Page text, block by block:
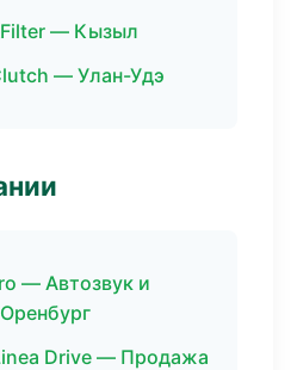
— Кызыл
— Улан-Удэ
— Автозвук и
Drive — Продажа